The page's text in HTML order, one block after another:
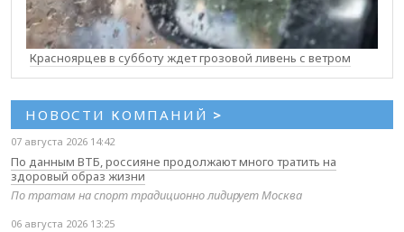
Красноярцев в субботу ждет грозовой ливень с ветром
НОВОСТИ КОМПАНИЙ >
07 августа 2026 14:42
По данным ВТБ, россияне продолжают много тратить на
здоровый образ жизни
По тратам на спорт традиционно лидирует Москва
06 августа 2026 13:25